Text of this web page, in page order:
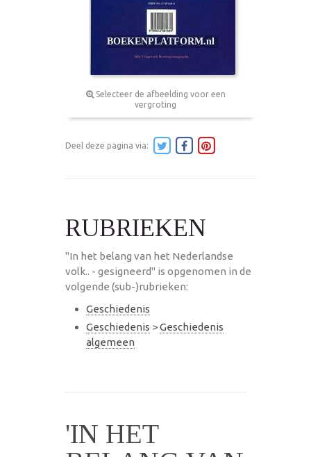
Selecteer de afbeelding voor een
vergroting
Deel deze pagina via:
RUBRIEKEN
"In het belang van het Nederlandse
volk.. - gesigneerd" is opgenomen in de
volgende (sub-)rubrieken:
Geschiedenis
Geschiedenis >Geschiedenis
algemeen
'IN HET